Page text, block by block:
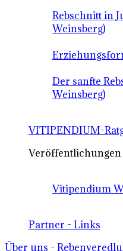
Rebschnitt in
Weinsberg)
Der sanfte
Weinsberg)
VITIPENDIUM-
Veröffentlichungen
Vitipendium
Partner - Links
Über uns -